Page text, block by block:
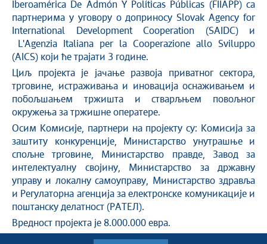
Iberoamérica De Admón Y Políticas Públicas (FIIAPP) са
партнерима у уговору о доприносу Slovak Agency for
International Development Cooperation (SAIDC) и
L'Agenzia Italiana per la Cooperazione allo Sviluppo
(AICS) који ће трајати 3 године.
Циљ пројекта је јачање развоја приватног сектора,
трговине, истраживања и иновација оснаживањем и
побољшањем тржишта и стварљњем повољног
окружења за тржишне оператере.
Осим Комисије, партнери на пројекту су: Комисија за
заштиту конкуренције, Министарство унутрашње и
спољне трговине, Министарство правде, Завод за
интелектуалну својину, Министарство за државну
управу и локалну самоуправу, Министарство здравља
и Регулаторна агенција за електронске комуникације и
поштанску делатност (РАТЕЛ).
Вредност пројекта је 8.000.000 евра.